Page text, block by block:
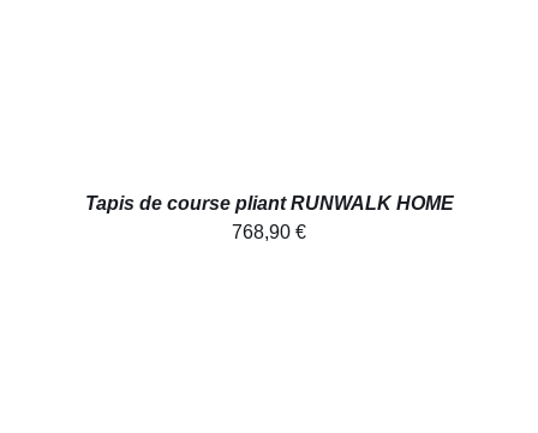
Tapis de course pliant RUNWALK HOME
768,90 €